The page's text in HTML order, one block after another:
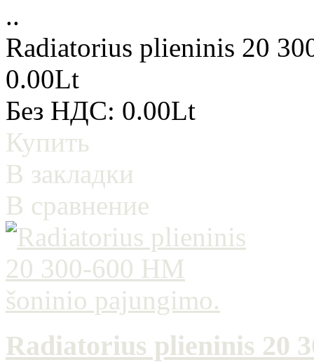
..
Radiatorius plieninis 20
0.00Lt
Без НДС: 0.00Lt
Купить
В закладки
В сравнение
Radiatorius plieninis 20